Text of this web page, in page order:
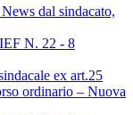
dal sindacato,
N. 22 - 8
ex art.25
ordinario – Nuova